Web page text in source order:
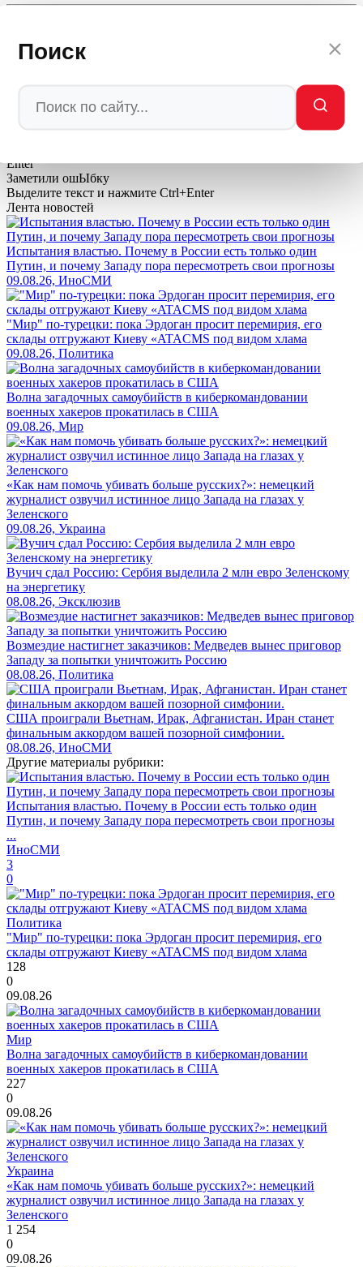
Поиск
🤬
Enter
Заметили ошЫбку
Выделите текст и нажмите Ctrl+Enter
Лента новостей
Испытания властью. Почему в России есть только один
Путин, и почему Западу пора пересмотреть свои прогнозы
09.08.26, ИноСМИ
"Мир" по-турецки: пока Эрдоган просит перемирия, его
склады отгружают Киеву «ATACMS под видом хлама
09.08.26, Политика
Волна загадочных самоубийств в киберкомандовании
военных хакеров прокатилась в США
09.08.26, Мир
«Как нам помочь убивать больше русских?»: немецкий
журналист озвучил истинное лицо Запада на глазах у
Зеленского
09.08.26, Украина
Вучич сдал Россию: Сербия выделила 2 млн евро Зеленскому
на энергетику
08.08.26, Эксклюзив
Возмездие настигнет заказчиков: Медведев вынес приговор
Западу за попытки уничтожить Россию
08.08.26, Политика
США проиграли Вьетнам, Ирак, Афганистан. Иран станет
финальным аккордом вашей позорной симфонии.
08.08.26, ИноСМИ
Другие материалы рубрики:
Испытания властью. Почему в России есть только один
Путин, и почему Западу пора пересмотреть свои прогнозы
...
ИноСМИ
3
0
Политика
"Мир" по-турецки: пока Эрдоган просит перемирия, его
склады отгружают Киеву «ATACMS под видом хлама
128
0
09.08.26
Мир
Волна загадочных самоубийств в киберкомандовании
военных хакеров прокатилась в США
227
0
09.08.26
Украина
«Как нам помочь убивать больше русских?»: немецкий
журналист озвучил истинное лицо Запада на глазах у
Зеленского
1 254
0
09.08.26